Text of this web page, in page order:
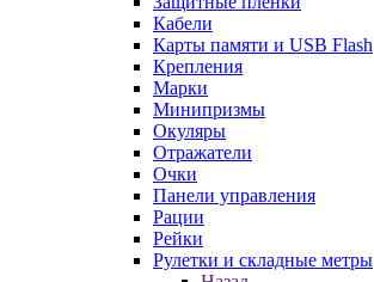
Кабели
Карты памяти и USB Flash
Крепления
Марки
Минипризмы
Окуляры
Отражатели
Очки
Панели управления
Рации
Рейки
Рулетки и складные метры